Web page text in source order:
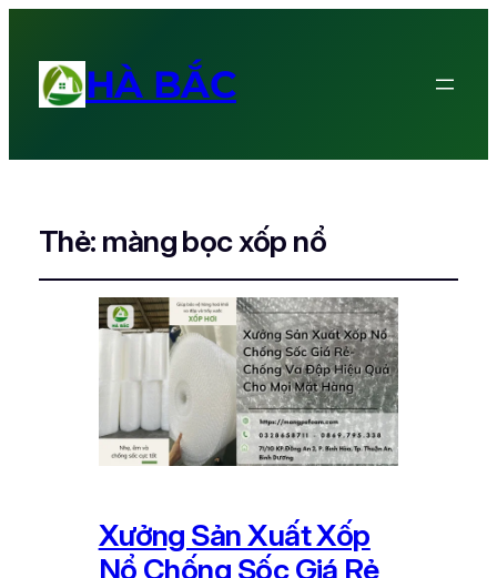
HÀ BẮC
Thẻ: màng bọc xốp nổ
Xưởng Sản Xuất Xốp
Nổ Chống Sốc Giá Rẻ